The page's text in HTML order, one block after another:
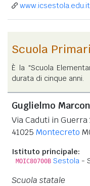
www.icsestola.edu.it
Scuola
È la "Scuola
durata di cinque anni.
Guglielmo
Via Caduti in Guerra
41025 Montecreto
Istituto principale:
MOIC80700B Sestola -
Scuola statale